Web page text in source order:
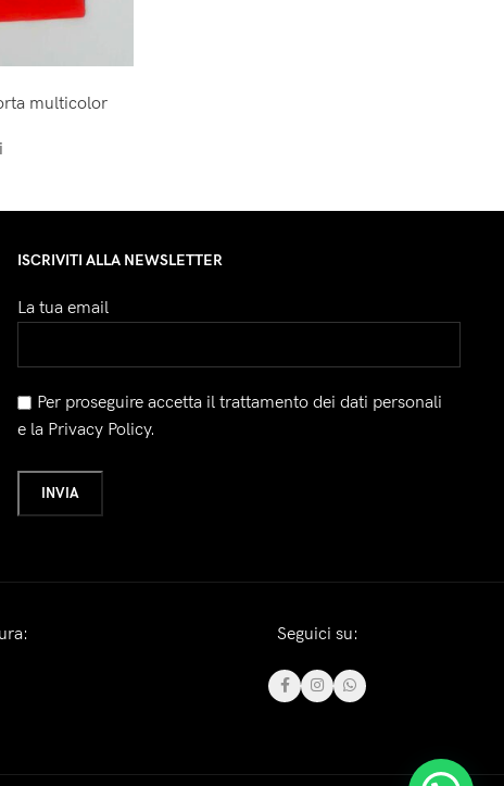
multicolor
ISCRIVITI ALLA NEWSLETTER
La tua email
Per proseguire accetta il trattamento dei dati personali
e la Privacy Policy.
Seguici su: